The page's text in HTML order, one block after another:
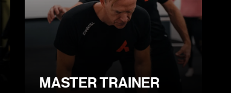
MASTER TRAINER